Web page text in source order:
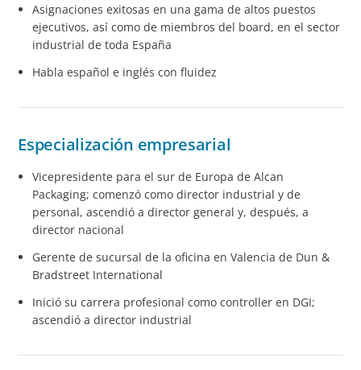
Asignaciones exitosas en una gama de altos puestos
ejecutivos, así como de miembros del board, en el sector
industrial de toda España
Habla español e inglés con fluidez
Especialización empresarial
Vicepresidente para el sur de Europa de Alcan
Packaging; comenzó como director industrial y de
personal, ascendió a director general y, después, a
director nacional
Gerente de sucursal de la oficina en Valencia de Dun &
Bradstreet International
Inició su carrera profesional como controller en DGI;
ascendió a director industrial